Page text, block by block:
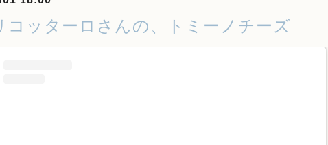
コッターロさんの、トミーノチーズ